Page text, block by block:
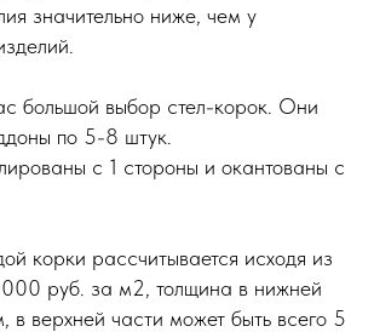
значительно ниже, чем у
большой выбор стел-корок. Они
по 5-8 штук.
с 1 стороны и окантованы с
корки рассчитывается исходя из
руб. за м2, толщина в нижней
в верхней части может быть всего 5